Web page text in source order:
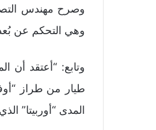
وصرح مهندس
وهي التحكم عن
وتابع: “أعتقد أن
طيار من طراز
المدى “أوربيتا”